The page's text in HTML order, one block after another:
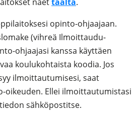
opinto-ohjaajaan.
(vihreä Ilmoittaudu-
ohjaajasi kanssa käyttäen
koulukohtaista koodia. Jos
ilmoittautumisesi, saat
oikeuden. Ellei ilmoittautumistasi
sähköpostitse.